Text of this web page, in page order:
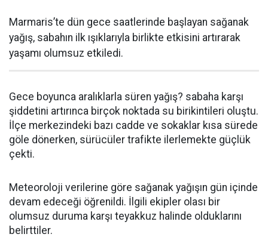
Marmaris’te dün gece saatlerinde başlayan sağanak
yağış, sabahın ilk ışıklarıyla birlikte etkisini artırarak
yaşamı olumsuz etkiledi.
Gece boyunca aralıklarla süren yağış? sabaha karşı
şiddetini artırınca birçok noktada su birikintileri oluştu.
İlçe merkezindeki bazı cadde ve sokaklar kısa sürede
göle dönerken, sürücüler trafikte ilerlemekte güçlük
çekti.
Meteoroloji verilerine göre sağanak yağışın gün içinde
devam edeceği öğrenildi. İlgili ekipler olası bir
olumsuz duruma karşı teyakkuz halinde olduklarını
belirttiler.